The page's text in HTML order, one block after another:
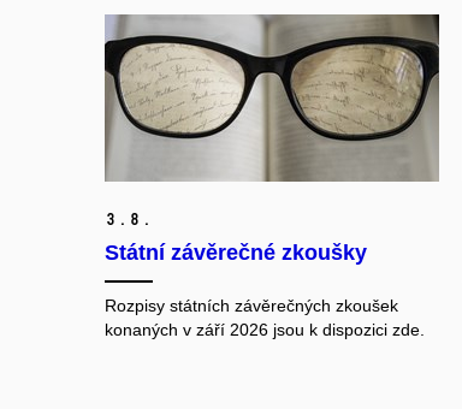
3. 8.
Státní závěrečné zkoušky
Rozpisy státních závěrečných zkoušek
konaných v září 2026 jsou k dispozici zde.